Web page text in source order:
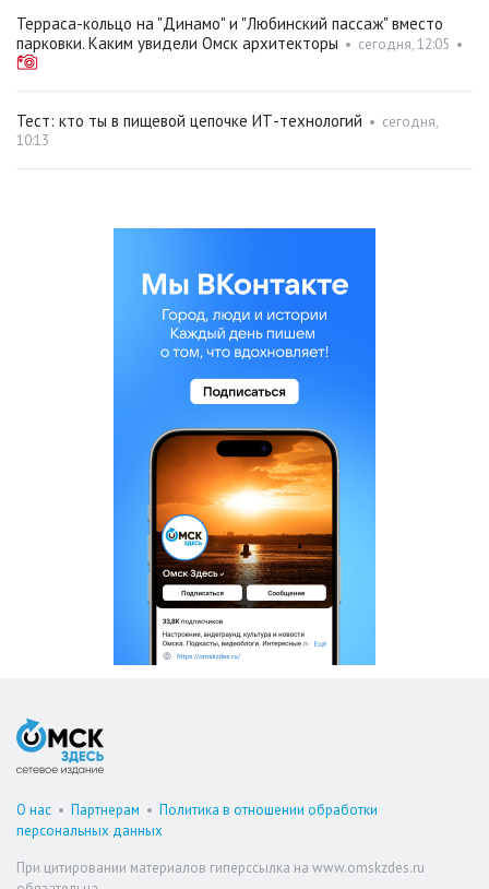
Терраса-кольцо на "Динамо" и "Любинский пассаж" вместо
парковки. Каким увидели Омск архитекторы • сегодня, 12:05 •
Тест: кто ты в пищевой цепочке ИТ-технологий • сегодня,
10:13
О нас • Партнерам • Политика в отношении обработки
персональных данных
При цитировании материалов гиперссылка на www.omskzdes.ru